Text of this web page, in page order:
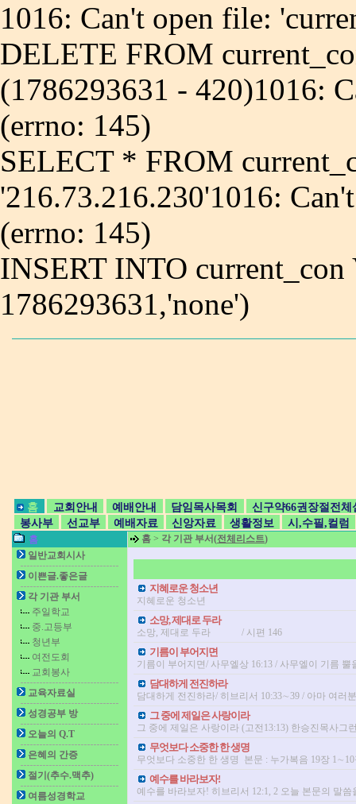
1016: Can't open file:
DELETE FROM
(1786293631 - 420)1016:
(errno: 145)
SELECT * FROM
'216.73.216.230'1016:
(errno: 145)
INSERT INTO
1786293631,'none')
홈 교회안내 예배안내 담임목사목회
신구약66권장절전
봉사부
선교부 예배자료 신앙자료 생활정보 시,수필,컬럼
홈
일반교회시사
이쁜글.좋은글
각 기관 부서
주일학교
중.고등부
청년부
여전도회
교회봉사
교육자료실
성경공부 방
오늘의 Q.T
은혜의 간증
절기(추수.맥추)
여름성경학교
홈 > 각 기관 부서(전체리스트)
지혜로운 청소년
지혜로운 청소년
소망, 제대로 두라
소망, 제대로 두라 / 시편 146
기름이 부어지면
기름이 부어지면/ 사무엘상 16:13 / 사무엘이 기름
담대하게 전진하라
담대하게 전진하라/ 히브리서 10:33∼39 / 아마 여러
그 중에 제일은 사랑이라
그 중에 제일은 사랑이라 (고전13:13) 한승진목사그
무엇보다 소중한 한 생명
무엇보다 소중한 한 생명 본문 : 누가복음 19장
예수를 바라보자!
예수를 바라보자! 히브리서 12:1, 2 오늘 본문의 말